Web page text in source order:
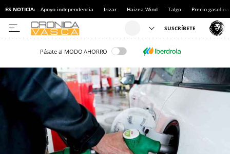
ES NOTICIA: Apoyo independencia Irizar Haizea Wind Talgo Precio gasolina
Pásate al MODO AHORRO